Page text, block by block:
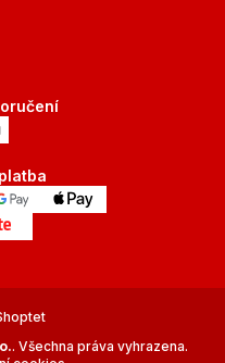
. Všechna práva vyhrazena.